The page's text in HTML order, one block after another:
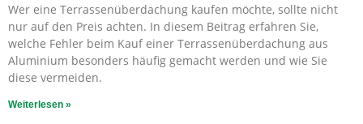
Wer eine Terrassenüberdachung kaufen möchte, sollte nicht
nur auf den Preis achten. In diesem Beitrag erfahren Sie,
welche Fehler beim Kauf einer Terrassenüberdachung aus
Aluminium besonders häufig gemacht werden und wie Sie
diese vermeiden.
Weiterlesen »